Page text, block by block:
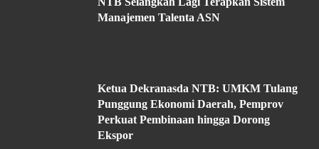
Manajemen Talenta ASN
Ketua Dekranasda NTB: UMKM Tulang
Punggung Ekonomi Daerah, Pemprov
Perkuat Pembinaan hingga Dorong
Ekspor